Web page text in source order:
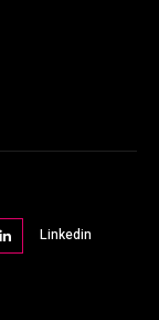
Linkedin